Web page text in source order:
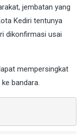
jembatan yang
Kediri tentunya
dikonfirmasi usai
mempersingkat
bandara.